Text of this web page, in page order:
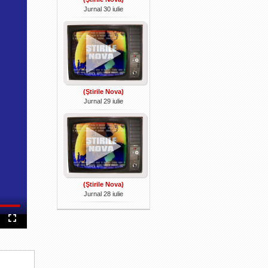
Fullscreen
Jurnal 30 iulie
(Ştirile Nova)
Jurnal 29 iulie
(Ştirile Nova)
Jurnal 28 iulie